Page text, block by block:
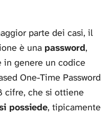
parte dei casi, il
è una password,
in genere un codice
One-Time Password
cifre, che si ottiene
possiede, tipicamente